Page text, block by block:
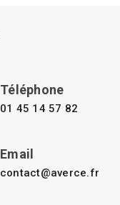
Téléphone
01 45 14 57 82
Email
contact@averce.fr